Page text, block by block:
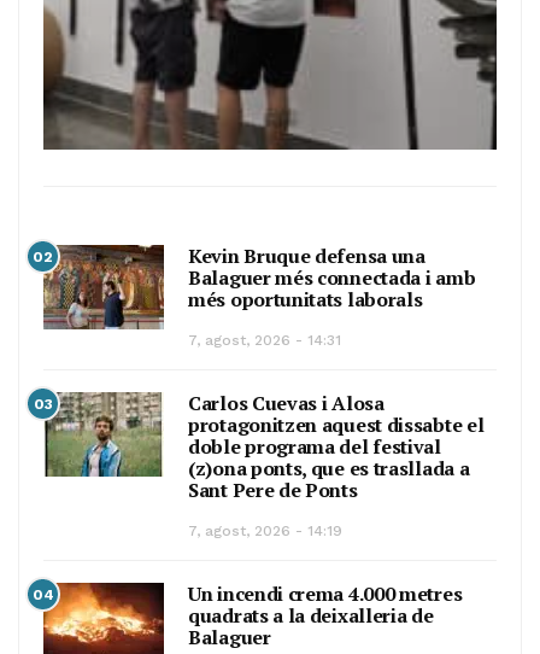
02
Kevin Bruque defensa una
Balaguer més connectada i amb
més oportunitats laborals
7, agost, 2026 - 14:31
03
Carlos Cuevas i Alosa
protagonitzen aquest dissabte el
doble programa del festival
(z)ona ponts, que es trasllada a
Sant Pere de Ponts
7, agost, 2026 - 14:19
04
Un incendi crema 4.000 metres
quadrats a la deixalleria de
Balaguer